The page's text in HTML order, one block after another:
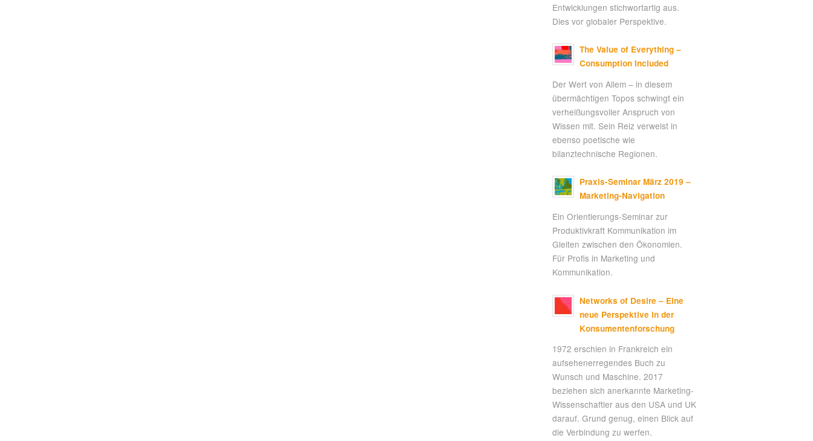
Entwicklungen stichwortartig aus.
Dies vor globaler Perspektive.
The Value of Everything –
Consumption Included
Der Wert von Allem – in diesem
übermächtigen Topos schwingt ein
verheißungsvoller Anspruch von
Wissen mit. Sein Reiz verweist in
ebenso poetische wie
bilanztechnische Regionen.
Praxis-Seminar März 2019 –
Marketing-Navigation
Ein Orientierungs-Seminar zur
Produktivkraft Kommunikation im
Gleiten zwischen den Ökonomien.
Für Profis in Marketing und
Kommunikation.
Networks of Desire – Eine
neue Perspektive in der
Konsumentenforschung
1972 erschien in Frankreich ein
aufsehenerregendes Buch zu
Wunsch und Maschine. 2017
beziehen sich anerkannte Marketing-
Wissenschaftler aus den USA und UK
darauf. Grund genug, einen Blick auf
die Verbindung zu werfen.